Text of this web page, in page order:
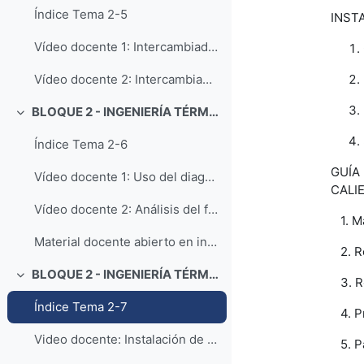
Índice Tema 2-5
Vídeo docente 1: Intercambiadores de Calor - Tipos, balance de energía y coeficiente global de transferencia de calor
Vídeo docente 2: Intercambiadores de Calor - Métodos de cálculo
Collapse BLOQUE 2 - INGENIERÍA TÉRMICA: Tema 6. Psicrometría
Índice Tema 2-6
Vídeo docente 1: Uso del diagrama psicrométrico
Vídeo docente 2: Análisis del funcionamiento de un enfriador evaporativo
Material docente abierto en inglés: Mezclas no reactivas de gases ideales y psicrometría (Fuente: Moran, Shapiro, Boettner, Bailey - Fundamentals of Engineering Thermodynamics, 8th Edition)
Collapse BLOQUE 2 - INGENIERÍA TÉRMICA: Tema 7. Instalaciones de climatización
Índice Tema 2-7
Video docente: Instalación de climatización Edificio Betancourt-Campus Río Ebro
GUÍA
1.
2.
3.
4.
5.